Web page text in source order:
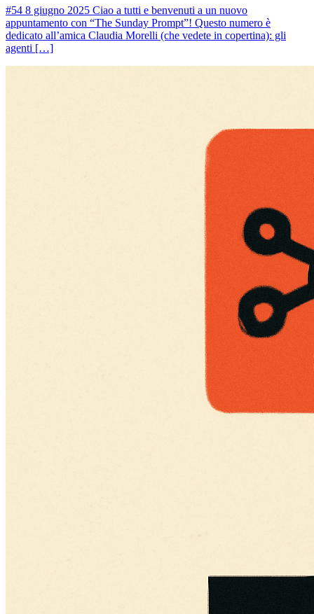
#54 8 giugno 2025 Ciao a tutti e benvenuti a un nuovo
appuntamento con “The Sunday Prompt”! Questo numero è
dedicato all’amica Claudia Morelli (che vedete in copertina): gli
agenti […]